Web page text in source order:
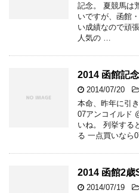
記念。 夏競馬は
いですが、函館
い成績なので頑
人気の …
2014 函館記念
2014/07/20
本命、昨年に引
07アンコイルド
いね。 列挙する
る 一点買いなら
2014 函館2歳
2014/07/19